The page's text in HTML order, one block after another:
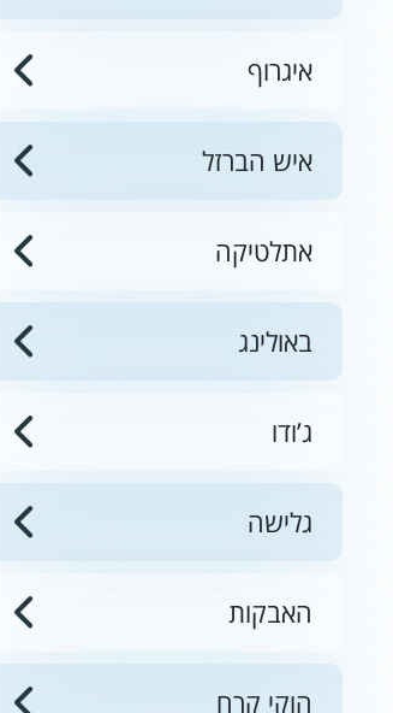
איגרוף
איש הברזל
אתלטיקה
באולינג
ג’ודו
גלישה
האבקות
הוקי קרח